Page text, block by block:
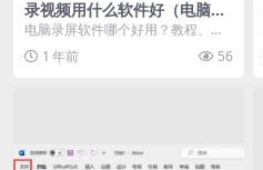
录视频用什么软件好（电脑录
屏软件推荐）
电脑录屏软件哪个好用？教程、直
播、会议录屏，还支持定时录制与
自动录屏 在数字时代...
1 年前 56